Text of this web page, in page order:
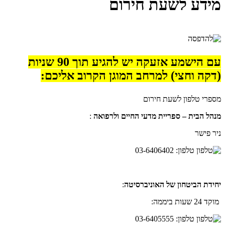
מידע לשעת חירום
עם הישמע אזעקה יש להגיע תוך 90 שניות
(דקה וחצי) למרחב המוגן הקרוב אליכם:
מספרי טלפון לשעת חירום
מנהל הבית – ספריית מדעי החיים ולרפואה :
ניר פישר
טלפון: 03-6406402
יחידת הביטחון של האוניברסיטה:
מוקד 24 שעות ביממה:
טלפון: 03-6405555